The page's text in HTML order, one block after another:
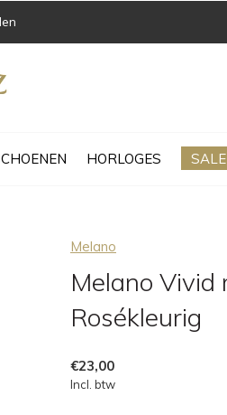
HORLOGES SALE
Melano
Melano Vivid
Rosékleurig
€23,00
Incl. btw